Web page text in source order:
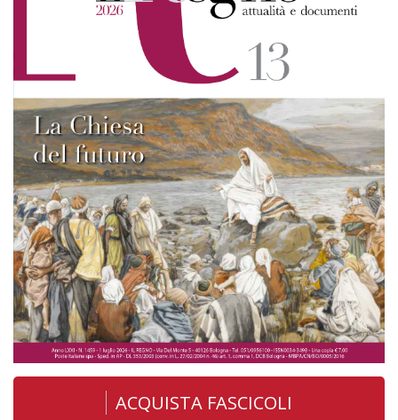
ACQUISTA FASCICOLI